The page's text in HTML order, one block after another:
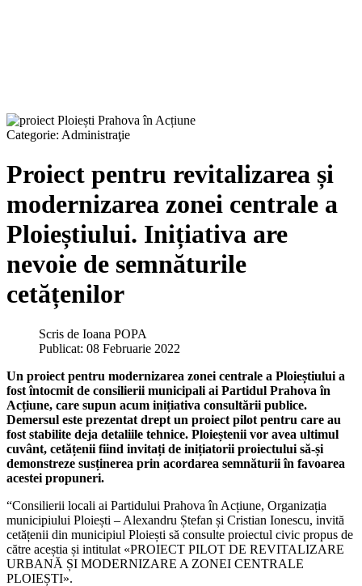
Categorie: Administraţie
Proiect pentru revitalizarea și
modernizarea zonei centrale a
Ploieștiului. Inițiativa are
nevoie de semnăturile
cetățenilor
Scris de Ioana POPA
Publicat: 08 Februarie 2022
Un proiect pentru modernizarea zonei centrale a Ploieștiului a
fost întocmit de consilierii municipali ai Partidul Prahova în
Acțiune, care supun acum inițiativa consultării publice.
Demersul este prezentat drept un proiect pilot pentru care au
fost stabilite deja detaliile tehnice. Ploieștenii vor avea ultimul
cuvânt, cetățenii fiind invitați de inițiatorii proiectului să-și
demonstreze susținerea prin acordarea semnăturii în favoarea
acestei propuneri.
“Consilierii locali ai Partidului Prahova în Acțiune, Organizația
municipiului Ploiești – Alexandru Ștefan și Cristian Ionescu, invită
cetățenii din municipiul Ploiești să consulte proiectul civic propus de
către aceștia și intitulat «PROIECT PILOT DE REVITALIZARE
URBANĂ ȘI MODERNIZARE A ZONEI CENTRALE
PLOIEȘTI».